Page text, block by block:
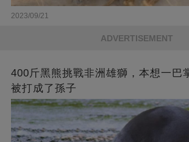
2023/09/21
ADVERTISEMENT
400斤黑熊挑戰非洲雄獅，本想一巴
被打成了孫子